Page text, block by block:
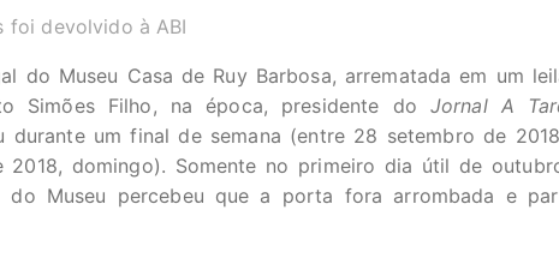
foi devolvido à ABI
do Museu Casa de Ruy Barbosa, arrematada em um
Simões Filho, na época, presidente do Jornal A
durante um final de semana (entre 28 setembro de
domingo). Somente no primeiro dia útil de
do Museu percebeu que a porta fora arrombada e